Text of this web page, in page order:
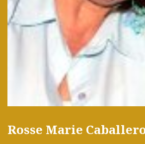
Rosse Marie